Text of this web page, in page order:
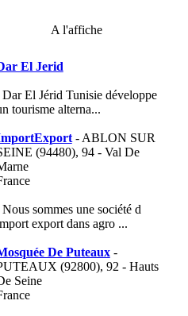
A l'affiche
El Jerid
Dar El Jérid Tunisie développe
tourisme alterna...
- ABLON SUR
(94480), 94 - Val De
Nous sommes une société d
export dans agro ...
De Puteaux-
(92800), 92 - Hauts
Seine